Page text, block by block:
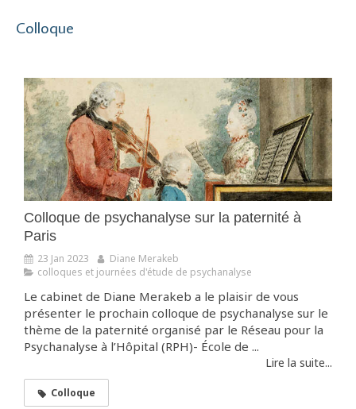
Colloque
Colloque de psychanalyse sur la paternité à
Paris
23 Jan 2023
Diane Merakeb
colloques et journées d'étude de psychanalyse
Le cabinet de Diane Merakeb a le plaisir de vous
présenter le prochain colloque de psychanalyse sur le
thème de la paternité organisé par le Réseau pour la
Psychanalyse à l’Hôpital (RPH)- École de ...
Lire la suite...
Colloque